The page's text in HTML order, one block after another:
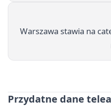
Warszawa stawia na
Przydatne dane